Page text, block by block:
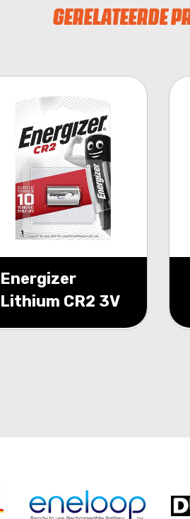
GERELATEERDE
Energizer
Lithium CR2 3V
blister 1